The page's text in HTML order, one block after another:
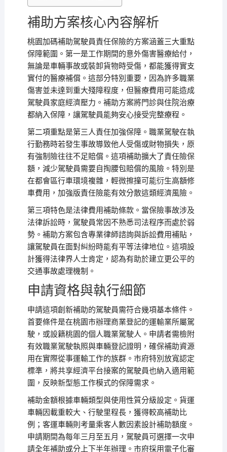
補助方案核心內容解析
桃園加碼補助駕駛員責任保險的方案涵蓋三大重點
保障範圍。第一是工作期間的意外傷害醫療給付，
無論是車輛事故或裝卸貨物時受傷，都能獲得實支
實付的醫療補償。這部分特別重要，因為許多職業
傷害並未達到重大殘障程度，但醫療費用可能造成
駕駛員家庭經濟壓力。補助方案將門診與住院治療
都納入保障，讓駕駛員能夠安心接受完整療程。
第二項重點是第三人責任加強保障。職業駕駛在執
行勤務時若發生事故導致他人受傷或財物損失，原
有強制險往往不足賠償。這項補助擴大了責任險保
額，減少駕駛員需要自掏腰包賠償的風險。特別是
在都會區行車環境複雜，輕微擦撞可能衍生高額修
車費用，加強版責任險能有效分散這類經濟風險。
第三項特色是法律費用補助條款。當保險事故涉及
法律訴訟時，駕駛員常因不熟悉司法程序而處於弱
勢。補助方案包含專業律師諮詢與訴訟費用補貼，
讓駕駛員在面對糾紛時能有平等法律地位。這項設
計獲得法律界人士肯定，認為有助於建立更公平的
交通事故處理機制。
申請資格與執行細節
申請這項創新補助的駕駛員需符合幾項基本條件。
首要條件是在桃園市辦理商業登記的運輸業所屬駕
駛，或設籍桃園的個人職業駕駛人。申請者需檢附
有效職業駕駛執照與車輛登記證明，確保補助資源
用在實際從事運輸工作的族群。市府特別放寬認定
標準，將共享經濟平台接案的駕駛員也納入適用範
圍，反映新型態工作模式的保障需求。
補助金額根據車輛類型與使用性質分級設定。貨運
車輛因載重較大、行駛里程長，獲得較高補助比
例；客運車輛則考量乘客人數因素設計補助額度。
申請期間為每年三月至五月，駕駛員可選擇一次申
請全年補助或分上下半年辦理。市府採用電子化審